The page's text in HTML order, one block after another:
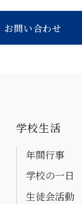
お問い合わせ
学校生活
年間行事
学校の一日
生徒会活動